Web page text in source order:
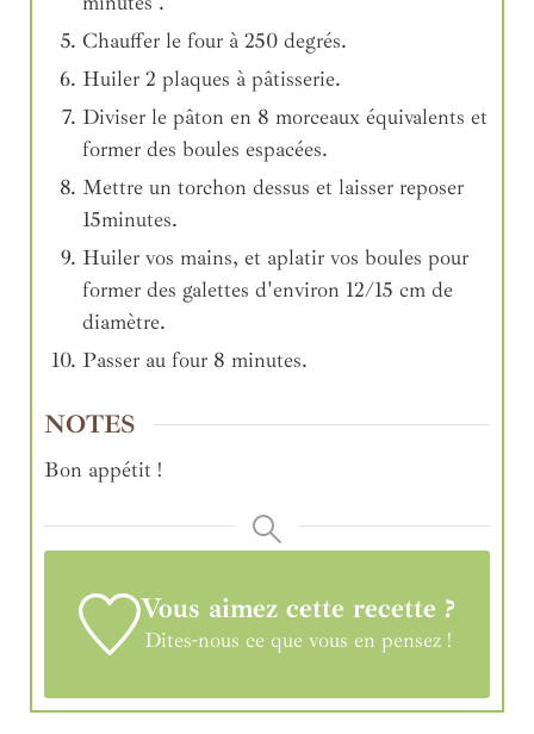
Chauffer le four à 250 degrés.
Huiler 2 plaques à pâtisserie.
Diviser le pâton en 8 morceaux équivalents et
former des boules espacées.
Mettre un torchon dessus et laisser reposer
15minutes.
Huiler vos mains, et aplatir vos boules pour
former des galettes d'environ 12/15 cm de
diamètre.
Passer au four 8 minutes.
NOTES
Bon appétit !
Vous aimez cette recette ?
Dites-nous ce que vous en pensez !